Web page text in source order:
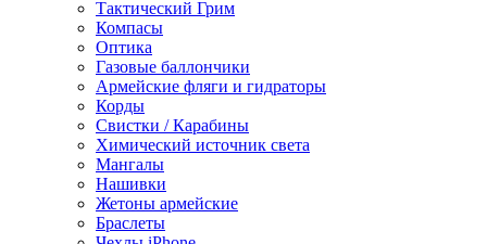
Тактический Грим
Компасы
Оптика
Газовые баллончики
Армейские фляги и гидраторы
Корды
Свистки / Карабины
Химический источник света
Мангалы
Нашивки
Жетоны армейские
Браслеты